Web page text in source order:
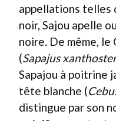
appellations telles
noir, Sajou apelle
noire. De même, le
(Sapajus
Sapajou à poitrine
tête blanche (
distingue par son